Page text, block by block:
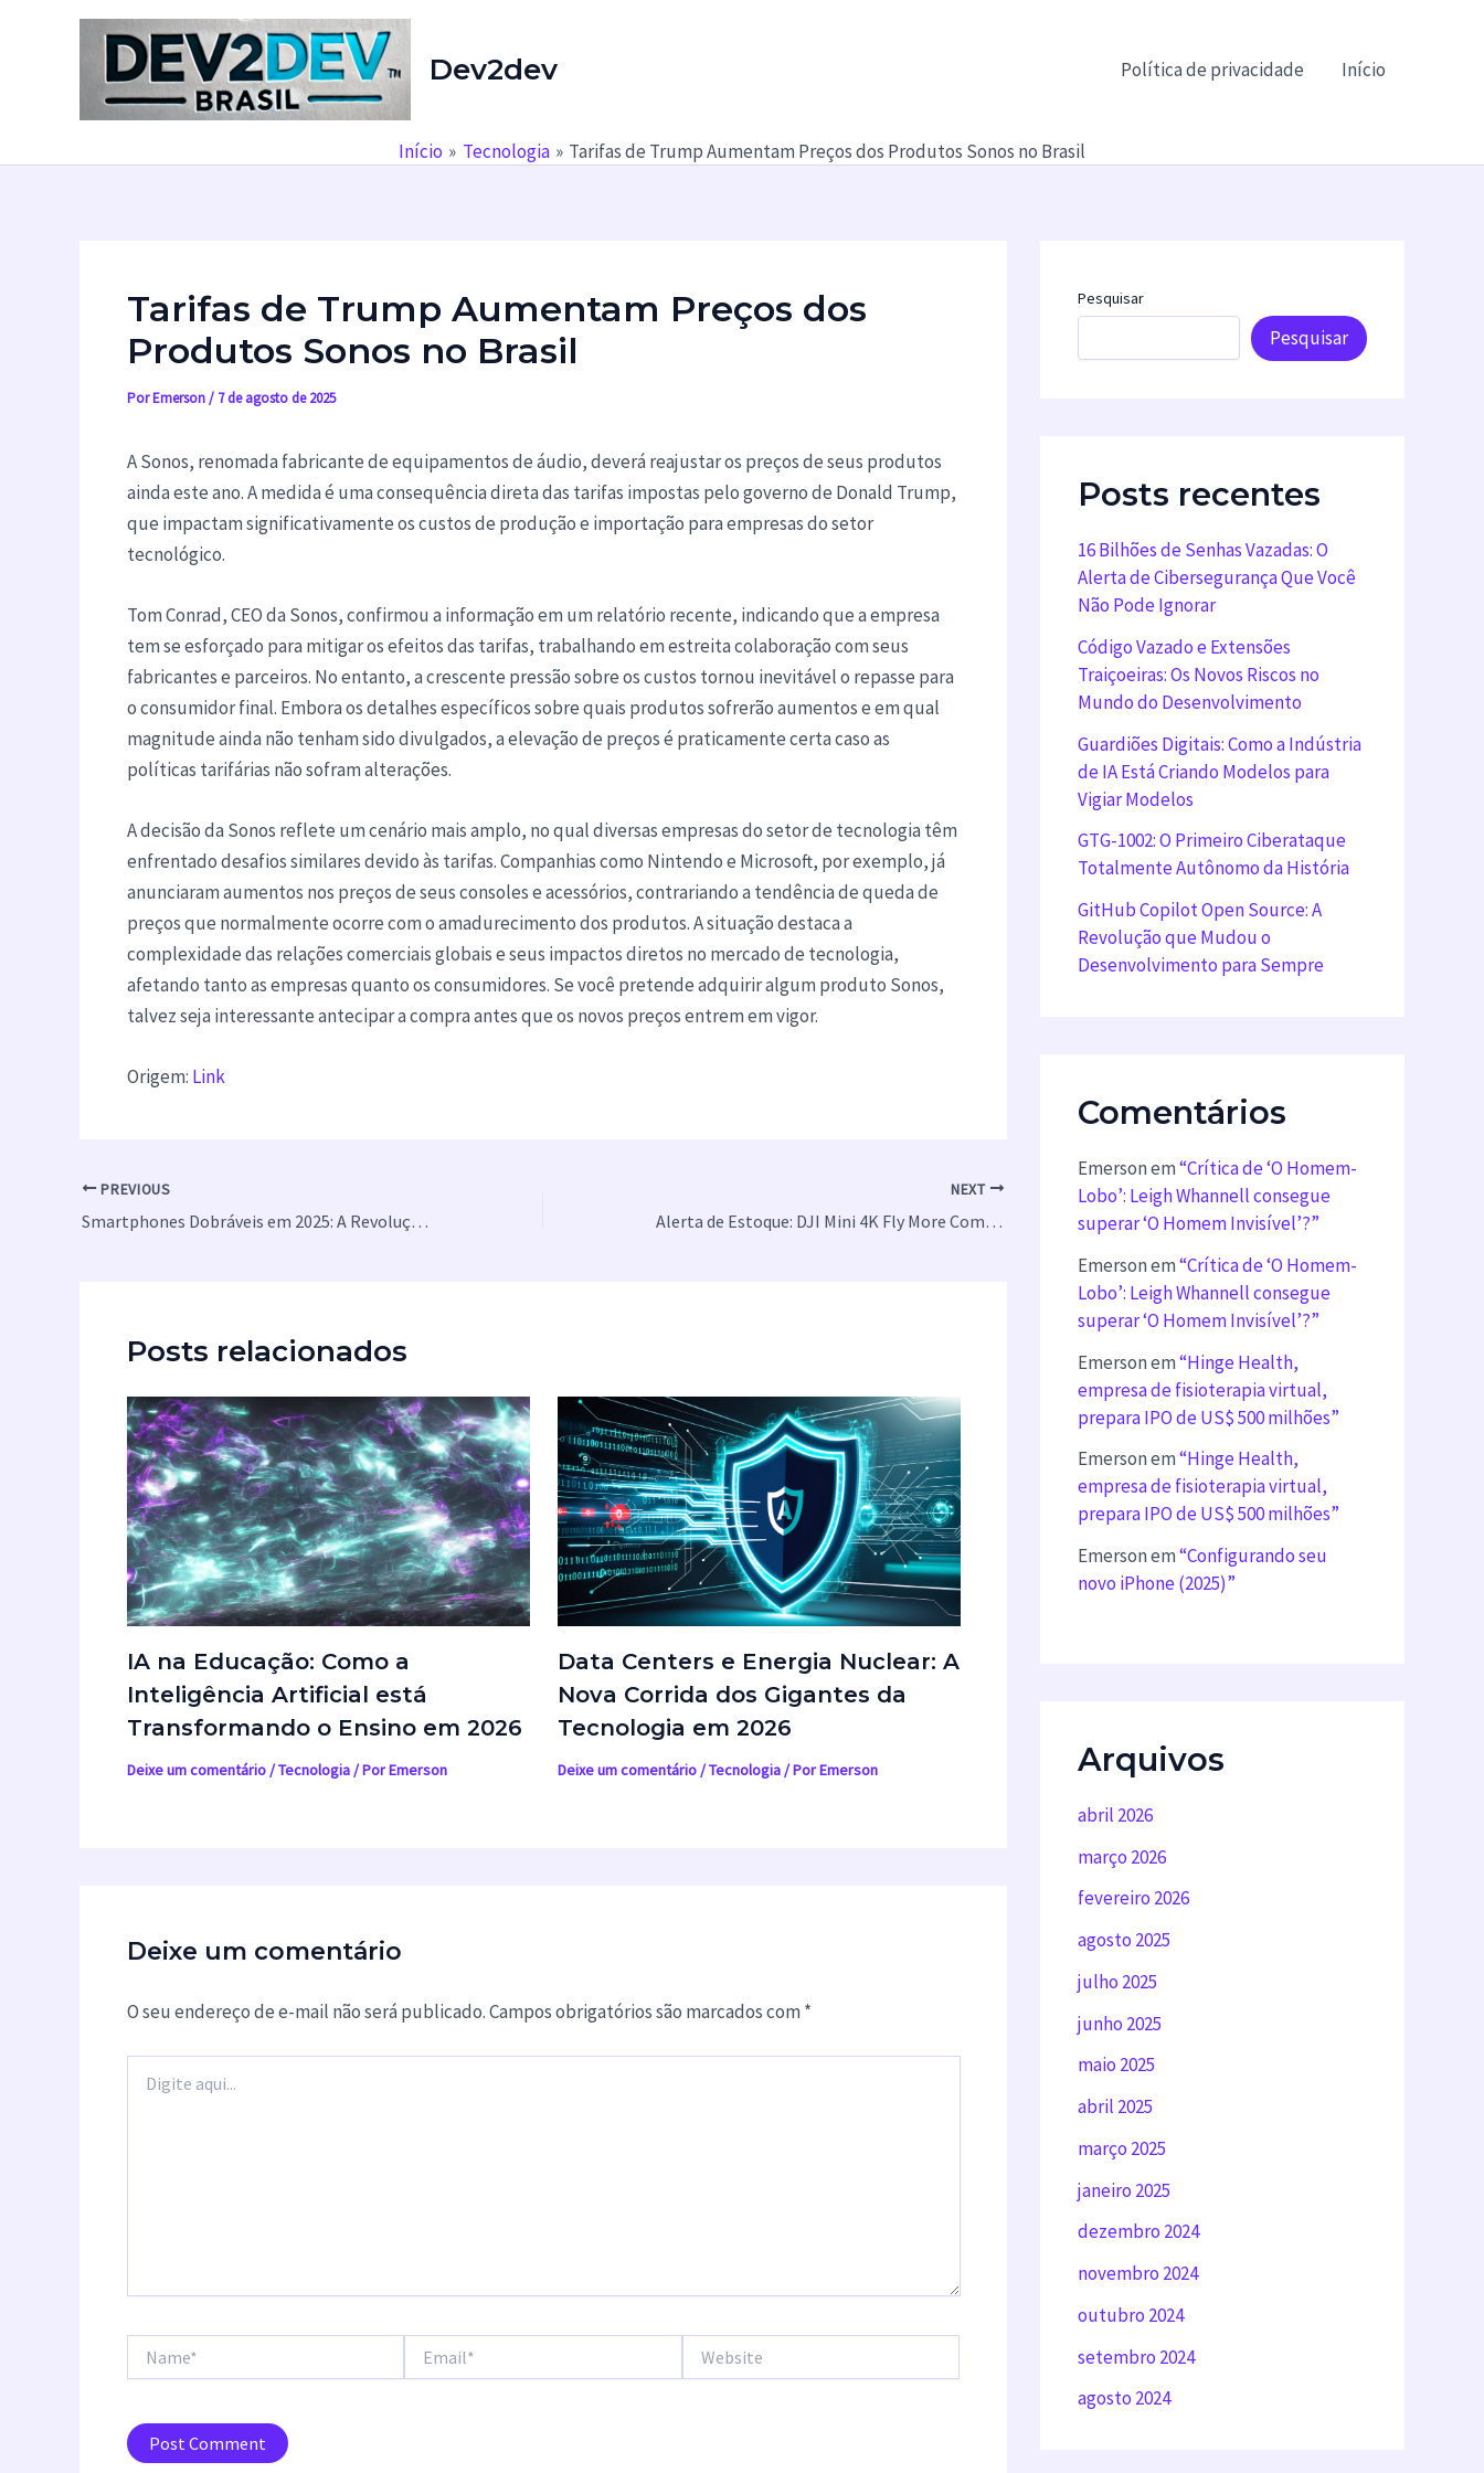
Dev2dev Política de privacidade Início
Início Tecnologia Tarifas de Trump Aumentam Preços dos Produtos Sonos no Brasil
Tarifas de Trump Aumentam Preços dos
Produtos Sonos no Brasil
PorEmerson/ 7 de agosto de 2025
A Sonos, renomada fabricante de equipamentos de áudio, deverá reajustar os preços de seus produtos
ainda este ano. A medida é uma consequência direta das tarifas impostas pelo governo de Donald Trump,
que impactam significativamente os custos de produção e importação para empresas do setor
tecnológico.
Tom Conrad, CEO da Sonos, confirmou a informação em um relatório recente, indicando que a empresa
tem se esforçado para mitigar os efeitos das tarifas, trabalhando em estreita colaboração com seus
fabricantes e parceiros. No entanto, a crescente pressão sobre os custos tornou inevitável o repasse para
o consumidor final. Embora os detalhes específicos sobre quais produtos sofrerão aumentos e em qual
magnitude ainda não tenham sido divulgados, a elevação de preços é praticamente certa caso as
políticas tarifárias não sofram alterações.
A decisão da Sonos reflete um cenário mais amplo, no qual diversas empresas do setor de tecnologia têm
enfrentado desafios similares devido às tarifas. Companhias como Nintendo e Microsoft, por exemplo, já
anunciaram aumentos nos preços de seus consoles e acessórios, contrariando a tendência de queda de
preços que normalmente ocorre com o amadurecimento dos produtos. A situação destaca a
complexidade das relações comerciais globais e seus impactos diretos no mercado de tecnologia,
afetando tanto as empresas quanto os consumidores. Se você pretende adquirir algum produto Sonos,
talvez seja interessante antecipar a compra antes que os novos preços entrem em vigor.
Origem: Link
PREVIOUS
Smartphones Dobráveis em 2025: A Revolução Chegou?
NEXT
Alerta de Estoque: DJI Mini 4K Fly More Combo Disponível na Amazon!
Posts relacionados
IA na Educação: Como a
Inteligência Artificial está
Transformando o Ensino em 2026
Deixe um comentário/Tecnologia/ PorEmerson
Data Centers e Energia Nuclear: A
Nova Corrida dos Gigantes da
Tecnologia em 2026
Deixe um comentário/Tecnologia/ PorEmerson
Deixe um comentário
O seu endereço de e-mail não será publicado.Campos obrigatórios são marcados com*
aqui...
Pesquisar
Pesquisar
Posts recentes
16 Bilhões de Senhas Vazadas: O
Alerta de Cibersegurança Que Você
Não Pode Ignorar
Código Vazado e Extensões
Traiçoeiras: Os Novos Riscos no
Mundo do Desenvolvimento
Guardiões Digitais: Como a Indústria
de IA Está Criando Modelos para
Vigiar Modelos
GTG-1002: O Primeiro Ciberataque
Totalmente Autônomo da História
GitHub Copilot Open Source: A
Revolução que Mudou o
Desenvolvimento para Sempre
Comentários
Emersonem“Crítica de ‘O Homem-
Lobo’: Leigh Whannell consegue
superar ‘O Homem Invisível’?”
Emersonem“Crítica de ‘O Homem-
Lobo’: Leigh Whannell consegue
superar ‘O Homem Invisível’?”
Emersonem“Hinge Health,
empresa de fisioterapia virtual,
prepara IPO de US$ 500 milhões”
Emersonem“Hinge Health,
empresa de fisioterapia virtual,
prepara IPO de US$ 500 milhões”
Emersonem“Configurando seu
novo iPhone (2025)”
Arquivos
abril 2026
março 2026
fevereiro 2026
agosto 2025
julho 2025
junho 2025
maio 2025
abril 2025
março 2025
janeiro 2025
dezembro 2024
novembro 2024
outubro 2024
setembro 2024
agosto 2024